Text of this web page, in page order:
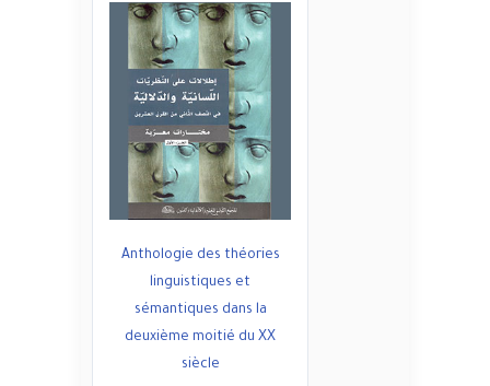
Anthologie des théories
linguistiques et
sémantiques dans la
deuxième moitié du XX
siècle